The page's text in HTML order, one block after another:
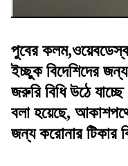
পুবের
ইচ্ছুক বিদেশিদের
জরুরি বিধি উঠে
বলা হয়েছে,
জন্য করোনার টিকার